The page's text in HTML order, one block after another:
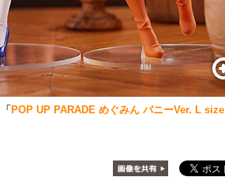
POP UP PARADE めぐみん バニーVer. L size